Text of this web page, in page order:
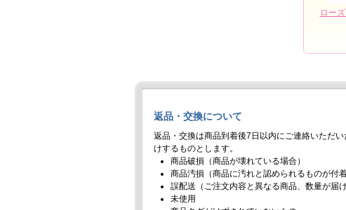
ロー
返品・交換について
返品・交換は商品到着後7日以内にご連絡いただ
けするものとします。
商品破損（商品が壊れている場合）
商品汚損（商品に汚れと認められるものが付
誤配送（ご注文内容と異なる商品、数量が届
未使用